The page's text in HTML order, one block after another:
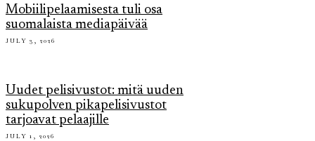
Mobiilipelaamisesta tuli osa
suomalaista mediapäivää
JULY 3, 2026
Uudet pelisivustot: mitä uuden
sukupolven pikapelisivustot
tarjoavat pelaajille
JULY 1, 2026